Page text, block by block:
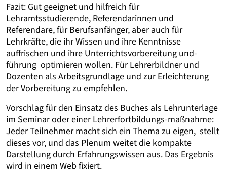
Fazit: Gut geeignet und hilfreich für
Lehramtsstudierende, Referendarinnen und
Referendare, für Berufsanfänger, aber auch für
Lehrkräfte, die ihr Wissen und ihre Kenntnisse
auffrischen und ihre Unterrichtsvorbereitung und-
führung optimieren wollen. Für Lehrerbildner und
Dozenten als Arbeitsgrundlage und zur Erleichterung
der Vorbereitung zu empfehlen.
Vorschlag für den Einsatz des Buches als Lehrunterlage
im Seminar oder einer Lehrerfortbildungs-maßnahme:
Jeder Teilnehmer macht sich ein Thema zu eigen, stellt
dieses vor, und das Plenum weitet die kompakte
Darstellung durch Erfahrungswissen aus. Das Ergebnis
wird in einem Web fixiert.